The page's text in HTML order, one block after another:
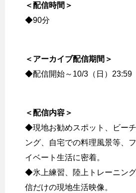
＜配信時間＞
◆90分
＜アーカイブ配信期間＞
◆配信開始～10/3（日）23:59
＜配信内容＞
◆現地お勧めスポット、ビー
ング、自宅での料理風景等、
イベート生活に密着。
◆氷上練習、陸上トレーニン
信だけの現地生活映像。